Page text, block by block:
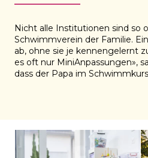
Nicht alle Institutionen sind so
Schwimmverein der Familie.
ab, ohne sie je kennengelernt
es oft nur MiniAnpassungen»,
dass der Papa im